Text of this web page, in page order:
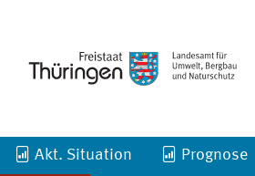
Akt. Situation Prognose